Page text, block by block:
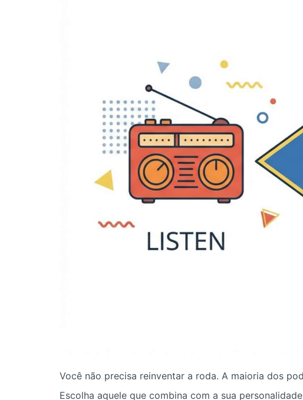
Você não precisa reinventar a roda. A maioria dos
Escolha aquele que combina com a sua